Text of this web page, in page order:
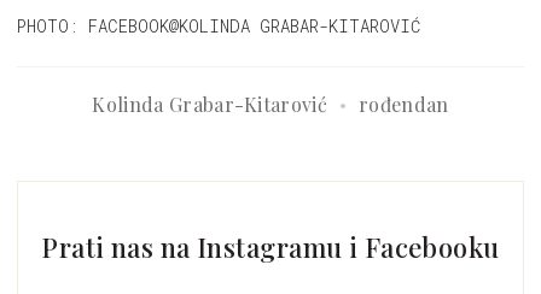
PHOTO: FACEBOOK@KOLINDA GRABAR-KITAROVIĆ
Kolinda Grabar-Kitarović rođendan
Prati nas na Instagramu i Facebooku